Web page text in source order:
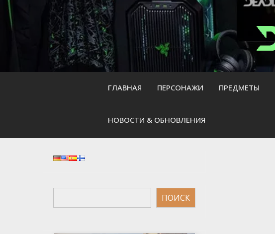
Skip
content
ГЛАВНАЯ ПЕРСОНАЖИ ПРЕДМЕТЫ
НОВОСТИ & ОБНОВЛЕНИЯ
Поиск
ПОИСК